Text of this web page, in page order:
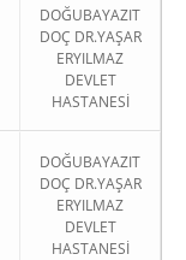
DOĞUBAYAZIT
DOÇ DR.YAŞAR
ERYILMAZ
DEVLET
HASTANESİ
DOĞUBAYAZIT
DOÇ DR.YAŞAR
ERYILMAZ
DEVLET
HASTANESİ